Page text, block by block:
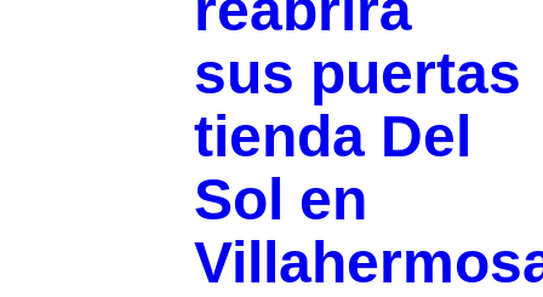
sus puertas
tienda Del
Sol en